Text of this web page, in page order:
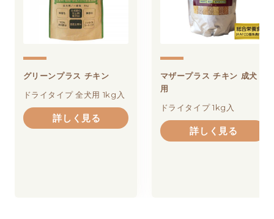
グリーンプラス チキン
ドライタイプ 全犬用 1kg入
詳しく見る
マザープラス チキン 成犬
用
ドライタイプ 1kg入
詳しく見る